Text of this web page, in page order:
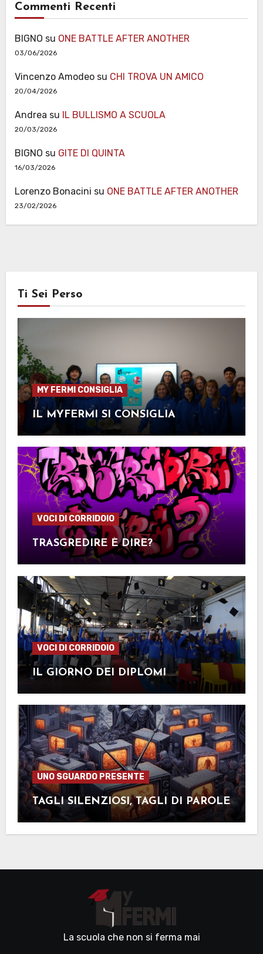
Commenti Recenti
BIGNO su ONE BATTLE AFTER ANOTHER
03/06/2026
Vincenzo Amodeosu CHI TROVA UN AMICO
20/04/2026
Andrea su IL BULLISMO A SCUOLA
20/03/2026
BIGNO su GITE DI QUINTA
16/03/2026
Lorenzo Bonacini su ONE BATTLE AFTER ANOTHER
23/02/2026
Ti Sei Perso
MY FERMI CONSIGLIA
IL MYFERMI SI CONSIGLIA
VOCI DI CORRIDOIO
TRASGREDIRE È DIRE?
VOCI DI CORRIDOIO
IL GIORNO DEI DIPLOMI
UNO SGUARDO PRESENTE
TAGLI SILENZIOSI, TAGLI DI PAROLE
La scuola che non si ferma mai